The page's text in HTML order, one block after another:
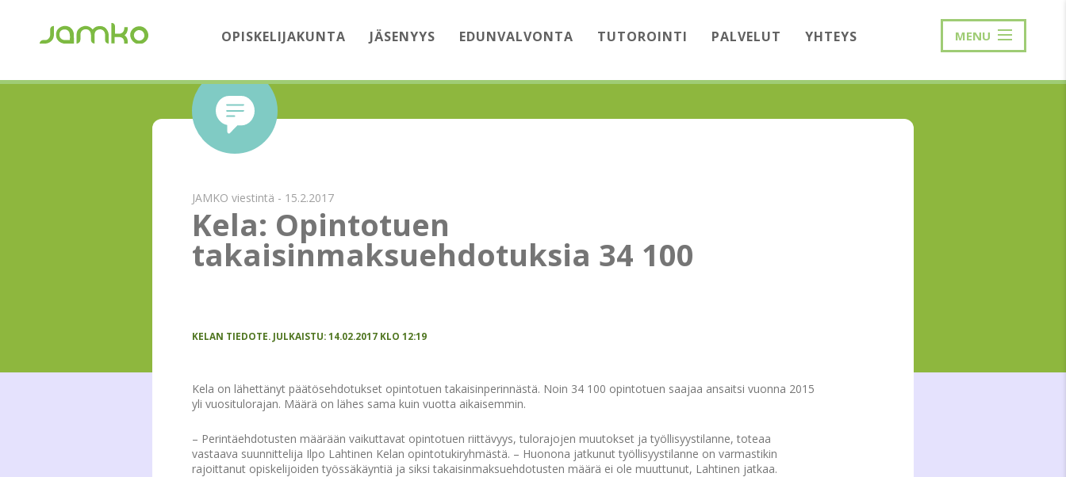
OPISKELIJAKUNTA JÄSENYYS EDUNVALVONTA TUTOROINTI PALVELUT YHTEYS MENU
JAMKO viestintä - 15.2.2017
Kela: Opintotuen
takaisinmaksuehdotuksia 34 100
KELAN TIEDOTE. JULKAISTU: 14.02.2017 KLO 12:19
Kela on lähettänyt päätösehdotukset opintotuen takaisinperinnästä. Noin 34 100 opintotuen saajaa ansaitsi vuonna 2015
yli vuositulorajan. Määrä on lähes sama kuin vuotta aikaisemmin.
– Perintäehdotusten määrään vaikuttavat opintotuen riittävyys, tulorajojen muutokset ja työllisyystilanne, toteaa
vastaava suunnittelija Ilpo Lahtinen Kelan opintotukiryhmästä. – Huonona jatkunut työllisyystilanne on varmastikin
rajoittanut opiskelijoiden työssäkäyntiä ja siksi takaisinmaksuehdotusten määrä ei ole muuttunut, Lahtinen jatkaa.